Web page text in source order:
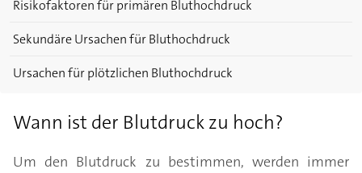
Risikofaktoren für primären Bluthochdruck
Sekundäre Ursachen für Bluthochdruck
Ursachen für plötzlichen Bluthochdruck
Wann ist der Blutdruck zu hoch?
Um den Blutdruck zu bestimmen, werden immer